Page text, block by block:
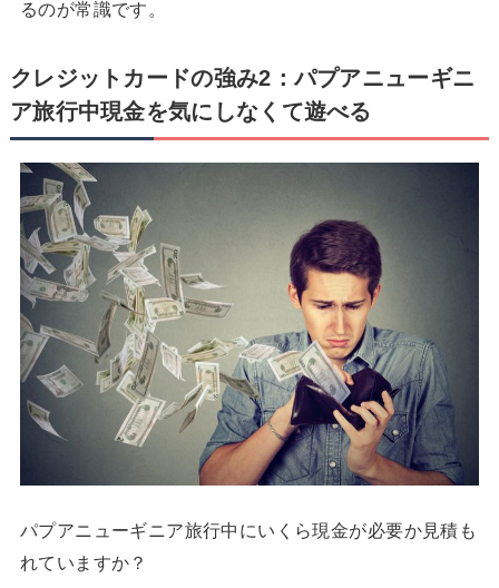
るのが常識です。
クレジットカードの強み2：パプアニューギニ
ア旅行中現金を気にしなくて遊べる
パプアニューギニア旅行中にいくら現金が必要か見積も
れていますか？